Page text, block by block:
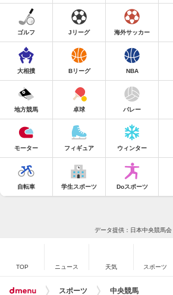
ゴルフ Jリーグ 海外サッカー
大相撲 Bリーグ NBA
地方競馬 卓球 バレー
モーター フィギュア ウィンター
自転車 学生スポーツ Doスポーツ
データ提供：日本中央競馬会
TOP ニュース 天気 スポーツ
スポーツ 中央競馬